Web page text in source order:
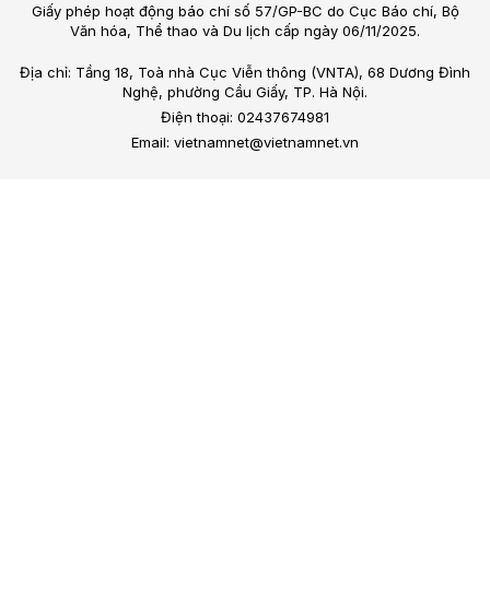
Giấy phép hoạt động báo chí số 57/GP-BC do Cục Báo chí, Bộ
Văn hóa, Thể thao và Du lịch cấp ngày 06/11/2025.
Địa chỉ: Tầng 18, Toà nhà Cục Viễn thông (VNTA), 68 Dương Đình
Nghệ, phường Cầu Giấy, TP. Hà Nội.
Điện thoại: 02437674981
Email: vietnamnet@vietnamnet.vn